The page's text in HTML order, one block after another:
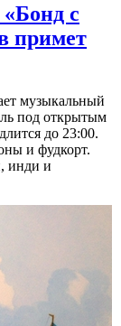
с
примет
музыкальный
под открытым
до 23:00.
и фудкорт.
инди и